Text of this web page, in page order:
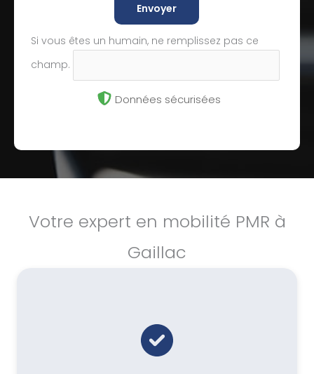
Envoyer
Si vous êtes un humain, ne remplissez pas ce
champ.
Données sécurisées
Votre expert en mobilité PMR à
Gaillac